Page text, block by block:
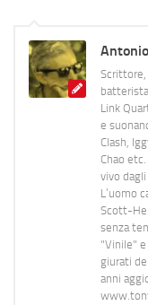
Link
e
Clash,
Chao
vivo
L’uomo
Scott-
senza
"Vinile" e
giurati
anni